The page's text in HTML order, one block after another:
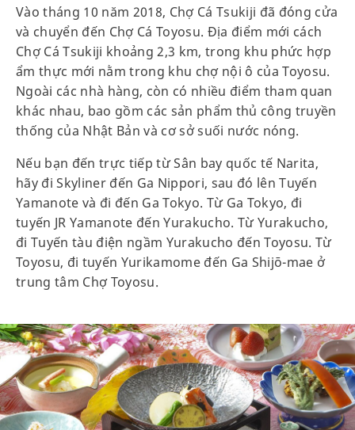
Vào tháng 10 năm 2018, Chợ Cá Tsukiji đã đóng cửa
và chuyển đến Chợ Cá Toyosu. Địa điểm mới cách
Chợ Cá Tsukiji khoảng 2,3 km, trong khu phức hợp
ẩm thực mới nằm trong khu chợ nội ô của Toyosu.
Ngoài các nhà hàng, còn có nhiều điểm tham quan
khác nhau, bao gồm các sản phẩm thủ công truyền
thống của Nhật Bản và cơ sở suối nước nóng.
Nếu bạn đến trực tiếp từ Sân bay quốc tế Narita,
hãy đi Skyliner đến Ga Nippori, sau đó lên Tuyến
Yamanote và đi đến Ga Tokyo. Từ Ga Tokyo, đi
tuyến JR Yamanote đến Yurakucho. Từ Yurakucho,
đi Tuyến tàu điện ngầm Yurakucho đến Toyosu. Từ
Toyosu, đi tuyến Yurikamome đến Ga Shijō-mae ở
trung tâm Chợ Toyosu.